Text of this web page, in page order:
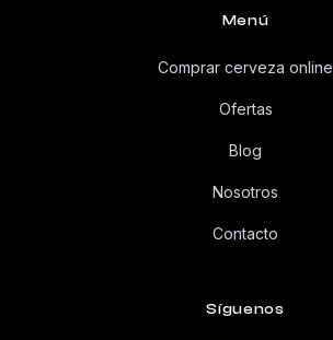
Menú
Comprar cerveza online
Ofertas
Blog
Nosotros
Contacto
Síguenos